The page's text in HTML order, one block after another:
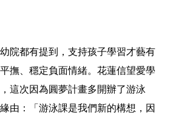
院都有提到，支持孩子學習才藝有
撫、穩定負面情緒。花蓮信望愛學
這次因為圓夢計畫多開辦了游泳
由：「游泳課是我們新的構想，因